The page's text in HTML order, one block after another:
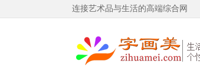
连接艺术品与生活的高端综合网